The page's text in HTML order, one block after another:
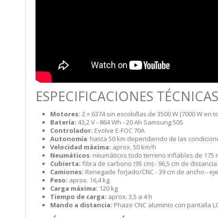
ESPECIFICACIONES TÉCNICAS
Motores: 2 × 6374 sin escobillas de 3500 W (7000 W en
Batería: 43,2 V - 864 Wh - 20 Ah Samsung 50S
Controlador: Evolve E-FOC 70A
Autonomía: hasta 50 km dependiendo de las
Velocidad máxima: aprox. 50 km/h
Neumáticos: neumáticos todo terreno inflables de 175
Cubierta: fibra de carbono (95 cm) - 96,5 cm de
Camiones: Renegade forjado/CNC - 39 cm de ancho -
Peso: aprox. 16,4 kg
Carga máxima: 120 kg
Tiempo de carga: aprox. 3,5 a 4 h
Mando a distancia: Phaze CNC aluminio con pantalla